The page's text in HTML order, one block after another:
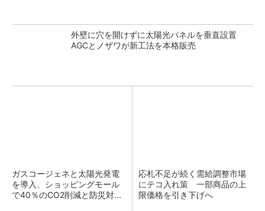
外壁に穴を開けずに太陽光パネルを垂直設置
AGCとノザワが新工法を本格販売
ガスコージェネと太陽光発電
を導入、ショッピングモール
で40％のCO2削減と防災対...
応札不足が続く需給調整市場
にテコ入れ策 一部商品の上
限価格を引き下げへ